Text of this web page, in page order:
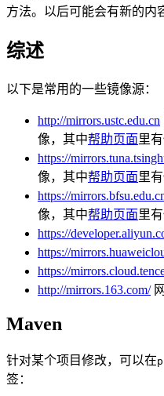
方法。以后可能会有新的内
综述
以下是常用的一些镜像源：
http://mirrors.ustc.edu.cn
像，其中帮助页面里
https://
像，其中帮助页面里
https://
像，其中帮助页面里
https://
https://
https://
http://mirrors.163.com/
Maven
针对某个项目修改，可以在
签：